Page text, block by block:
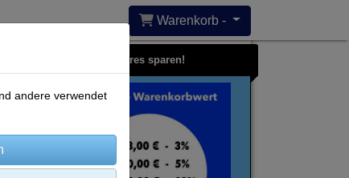
Warenkorb -
Bares sparen!
andere verwendet